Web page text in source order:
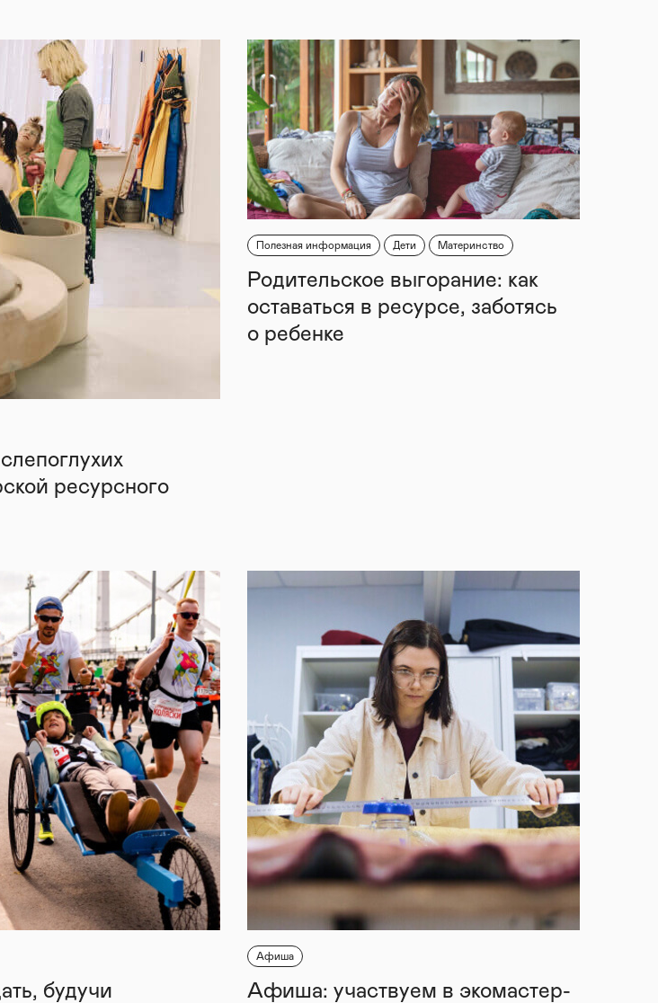
ресурсного
Полезная информация Дети Материнство
Родительское выгорание: как
оставаться в ресурсе, заботясь
о ребенке
будучи
Афиша
Афиша: участвуем в экомастер-